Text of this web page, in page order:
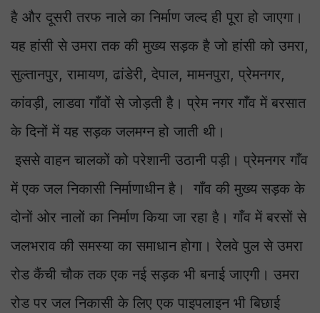
है और दूसरी तरफ नाले का निर्माण जल्द ही पूरा हो जाएगा।
यह हांसी से उमरा तक की मुख्य सड़क है जो हांसी को उमरा,
सुल्तानपुर, रामायण, ढांडेरी, देपाल, मामनपुरा, प्रेमनगर,
कांवड़ी, लाडवा गाँवों से जोड़ती है। प्रेम नगर गाँव में बरसात
के दिनों में यह सड़क जलमग्न हो जाती थी।
इससे वाहन चालकों को परेशानी उठानी पड़ी। प्रेमनगर गाँव
में एक जल निकासी निर्माणाधीन है। गाँव की मुख्य सड़क के
दोनों ओर नालों का निर्माण किया जा रहा है। गाँव में बरसों से
जलभराव की समस्या का समाधान होगा। रेलवे पुल से उमरा
रोड कैंची चौक तक एक नई सड़क भी बनाई जाएगी। उमरा
रोड पर जल निकासी के लिए एक पाइपलाइन भी बिछाई